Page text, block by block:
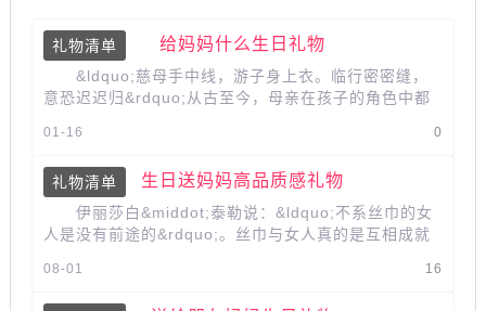
礼物清单 给妈妈什么生日礼物
&ldquo;慈母手中线，游子身上衣。临行密密缝，
意恐迟迟归&rdquo;从古至今，母亲在孩子的角色中都
0
01-16
礼物清单 生日送妈妈高品质感礼物
伊丽莎白&middot;泰勒说：&ldquo;不系丝巾的女
人是没有前途的&rdquo;。丝巾与女人真的是互相成就
16
08-01